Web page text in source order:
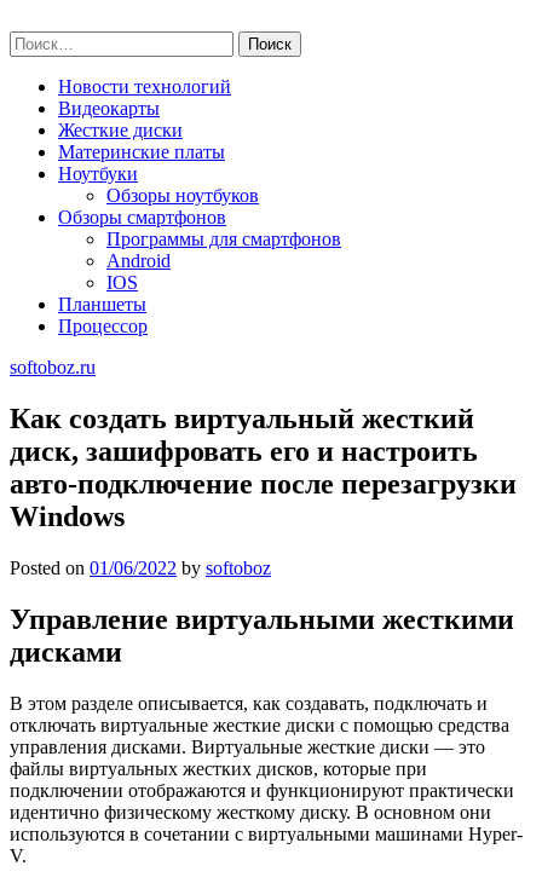
to
content
Найти:
Новости технологий
Видеокарты
Жесткие диски
Материнские платы
Ноутбуки
Обзоры ноутбуков
Обзоры смартфонов
Программы для смартфонов
Android
IOS
Планшеты
Процессор
softoboz.ru
Как создать виртуальный жесткий
диск, зашифровать его и настроить
авто-подключение после перезагрузки
Windows
Posted on 01/06/2022 by softoboz
Управление виртуальными жесткими
дисками
В этом разделе описывается, как создавать, подключать и
отключать виртуальные жесткие диски с помощью средства
управления дисками. Виртуальные жесткие диски — это
файлы виртуальных жестких дисков, которые при
подключении отображаются и функционируют практически
идентично физическому жесткому диску. В основном они
используются в сочетании с виртуальными машинами Hyper-
V.